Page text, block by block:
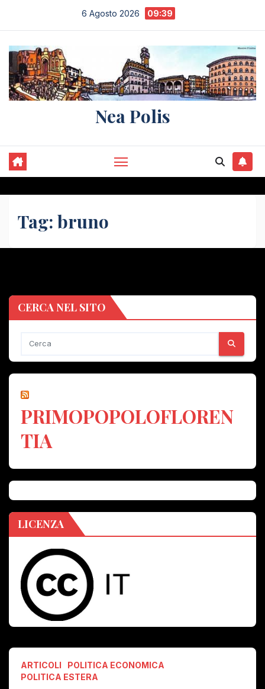
contenuto
6 Agosto 2026 09:39
Nea Polis
Tag: bruno
CERCA NEL SITO
PRIMOPOPOLOFLOREN
TIA
LICENZA
ARTICOLI
POLITICA ECONOMICA
POLITICA ESTERA